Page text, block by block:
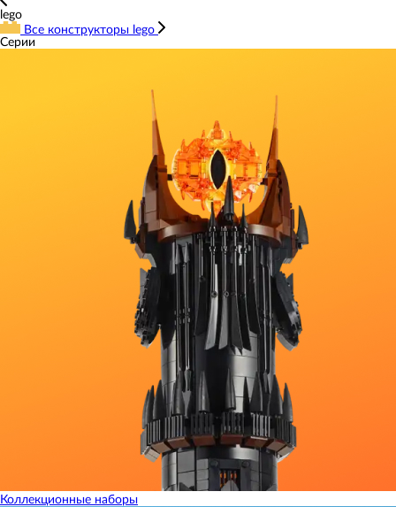
lego
Все конструкторы lego
Серии
Коллекционные наборы